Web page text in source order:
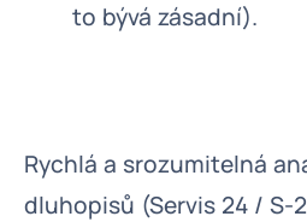
to bývá zásadní).
Rychlá a srozumitelná
dluhopisů (Servis 24 / S-